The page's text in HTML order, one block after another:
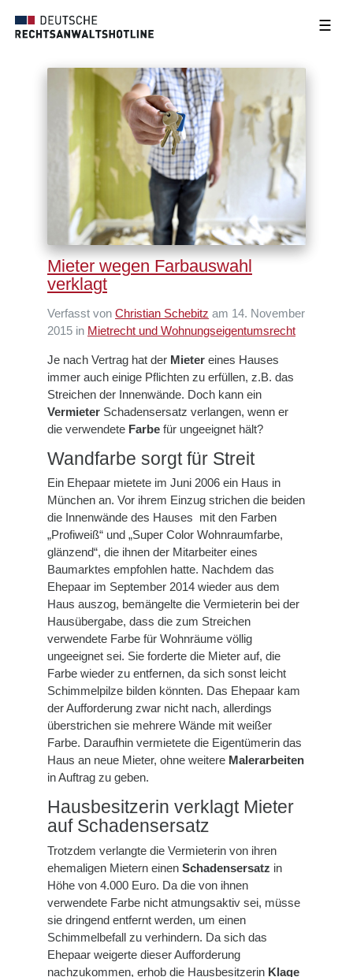
☰
Mieter wegen Farbauswahl
verklagt
Verfasst von Christian Schebitz am 14. November
2015 in Mietrecht und Wohnungseigentumsrecht
Je nach Vertrag hat der Mieter eines Hauses
immer auch einige Pflichten zu erfüllen, z.B. das
Streichen der Innenwände. Doch kann ein
Vermieter Schadensersatz verlangen, wenn er
die verwendete Farbe für ungeeignet hält?
Wandfarbe sorgt für Streit
Ein Ehepaar mietete im Juni 2006 ein Haus in
München an. Vor ihrem Einzug strichen die beiden
die Innenwände des Hauses mit den Farben
„Profiweiß“ und „Super Color Wohnraumfarbe,
glänzend“, die ihnen der Mitarbeiter eines
Baumarktes empfohlen hatte. Nachdem das
Ehepaar im September 2014 wieder aus dem
Haus auszog, bemängelte die Vermieterin bei der
Hausübergabe, dass die zum Streichen
verwendete Farbe für Wohnräume völlig
ungeeignet sei. Sie forderte die Mieter auf, die
Farbe wieder zu entfernen, da sich sonst leicht
Schimmelpilze bilden könnten. Das Ehepaar kam
der Aufforderung zwar nicht nach, allerdings
überstrichen sie mehrere Wände mit weißer
Farbe. Daraufhin vermietete die Eigentümerin das
Haus an neue Mieter, ohne weitere Malerarbeiten
in Auftrag zu geben.
Hausbesitzerin verklagt Mieter
auf Schadensersatz
Trotzdem verlangte die Vermieterin von ihren
ehemaligen Mietern einen Schadensersatz in
Höhe von 4.000 Euro. Da die von ihnen
verwendete Farbe nicht atmungsaktiv sei, müsse
sie dringend entfernt werden, um einen
Schimmelbefall zu verhindern. Da sich das
Ehepaar weigerte dieser Aufforderung
nachzukommen, erhob die Hausbesitzerin Klage